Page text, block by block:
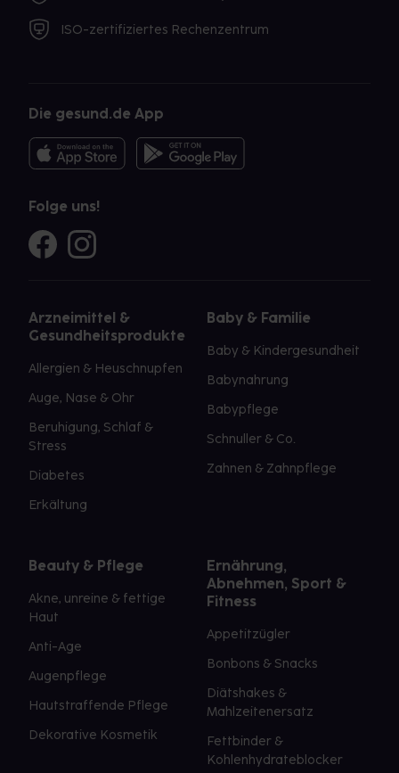
ISO-zertifiziertes Rechenzentrum
Die gesund.de App
Folge uns!
Arzneimittel &
Gesundheitsprodukte
Allergien & Heuschnupfen
Auge, Nase & Ohr
Beruhigung, Schlaf &
Stress
Diabetes
Erkältung
Baby & Familie
Baby & Kindergesundheit
Babynahrung
Babypflege
Schnuller & Co.
Zahnen & Zahnpflege
Beauty & Pflege
Akne, unreine & fettige
Haut
Anti-Age
Augenpflege
Hautstraffende Pflege
Dekorative Kosmetik
Ernährung,
Abnehmen, Sport &
Fitness
Appetitzügler
Bonbons & Snacks
Diätshakes &
Mahlzeitenersatz
Fettbinder &
Kohlenhydrateblocker